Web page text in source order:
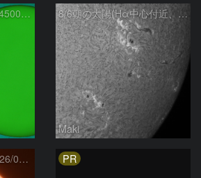
昨日の活動領域 4498,4500：2026/08/05 8/6朝の太陽(Hα中心付近、4498、4502付近)
Maki
太陽 Hα線全面像 2026/08/06 PR